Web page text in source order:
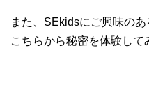
また、SEkidsにご興味のあ
こちらから秘密を体験して